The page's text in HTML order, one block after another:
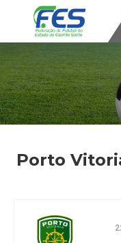
Porto